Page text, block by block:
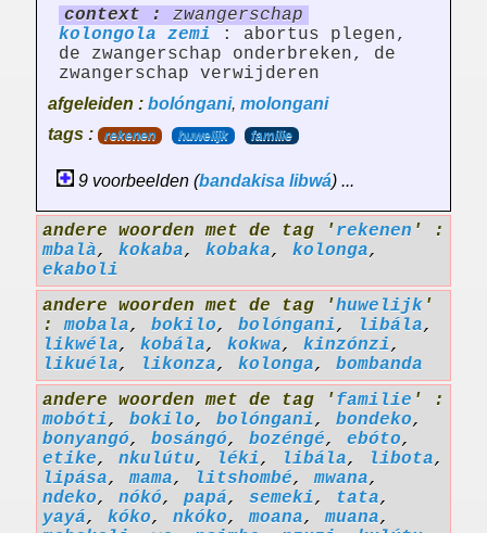
context :
zwangerschap
kolongola
zemi : abortus plegen,
de zwangerschap onderbreken, de
zwangerschap verwijderen
afgeleiden : bolóngani, molongani
tags :
rekenen huwelijk familie
9 voorbeelden (bandakisa libwá) ...
andere woorden met de tag ' rekenen ' :
mbalà, kokaba, kobaka, kolonga,
ekaboli
andere woorden met de tag 'huwelijk '
:mobala, bokilo, bolóngani, libála,
likwéla, kobála, kokwa, kinzónzi,
likuéla, likonza, kolonga, bombanda
andere woorden met de tag ' familie ' :
mobóti, bokilo, bolóngani, bondeko,
bonyangó, bosángó, bozéngé, ebóto,
etike, nkulútu, léki, libála, libota,
lipása,mama, litshombé,mwana,
ndeko, nókó, papá, semeki, tata,
yayá, kóko, nkóko,moana,muana,